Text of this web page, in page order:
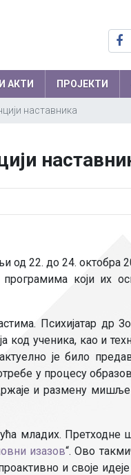
особље
Припреме
АКТИ ПРОЈЕКТИ
наставника
од 22. до 24. октобра
који их
Психијатар др
код ученика, као и
је било
у процесу
и размену
младих. Претходне
изазов“. Ово
и своје